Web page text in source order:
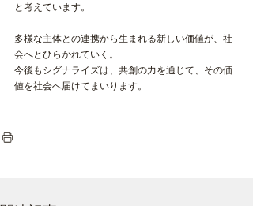
と考えています。
多様な主体との連携から生まれる新しい価値が、社
会へとひらかれていく。
今後もシグナライズは、共創の力を通じて、その価
値を社会へ届けてまいります。